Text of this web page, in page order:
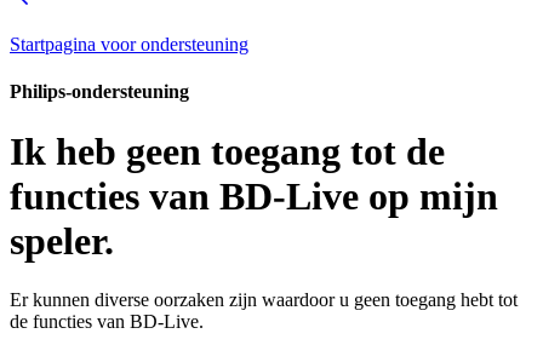
Startpagina voor ondersteuning
Philips-ondersteuning
Ik heb geen toegang tot de
functies van BD-Live op mijn
speler.
Er kunnen diverse oorzaken zijn waardoor u geen toegang hebt tot
de functies van BD-Live.